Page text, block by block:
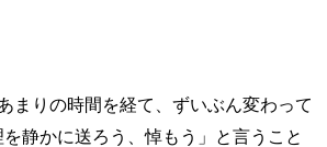
まりの時間を経て、ずいぶん変わって
静かに送ろう、悼もう」と言うこと